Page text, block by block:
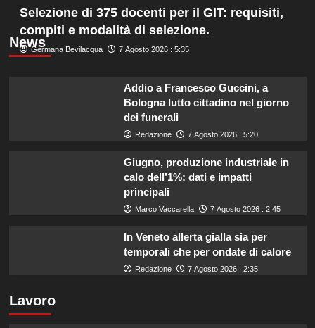
News
Selezione di 375 docenti per il GIT: requisiti,
compiti e modalità di selezione.
Germana Bevilacqua 7 Agosto 2026 : 5:35
Addio a Francesco Guccini, a
Bologna lutto cittadino nel giorno
dei funerali
Redazione 7 Agosto 2026 : 5:20
Giugno, produzione industriale in
calo dell’1%: dati e impatti
principali
Marco Vaccarella 7 Agosto 2026 : 2:45
In Veneto allerta gialla sia per
temporali che per ondate di calore
Redazione 7 Agosto 2026 : 2:35
Lavoro